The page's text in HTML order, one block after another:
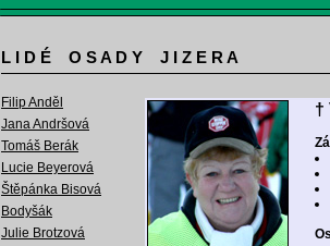
L I D É O S A D Y J I Z E R A
Filip Anděl
Jana Andršová
Tomáš Berák
Lucie Beyerová
Štěpánka Bisová
Bodyšák
Julie Brotzová
†